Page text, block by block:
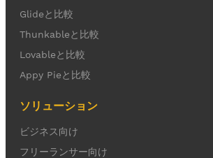
Glideと比較
Thunkableと比較
Lovableと比較
Appy Pieと比較
ソリューション
ビジネス向け
フリーランサー向け